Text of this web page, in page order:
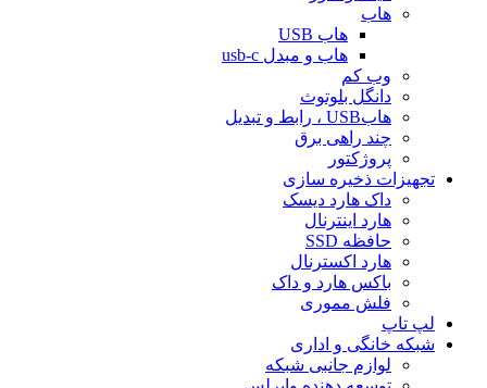
هاب
هاب USB
هاب و مبدل usb-c
وب کم
دانگل بلوتوث
هابUSB ، رابط و تبدیل
چند راهی برق
پروژکتور
تجهیزات ذخیره سازی
داک هارد دیسک
هارد اینترنال
حافظه SSD
هارد اکسترنال
باکس هارد و داک
فلش مموری
لپ تاپ
شبکه خانگی و اداری
لوازم جانبی شبکه